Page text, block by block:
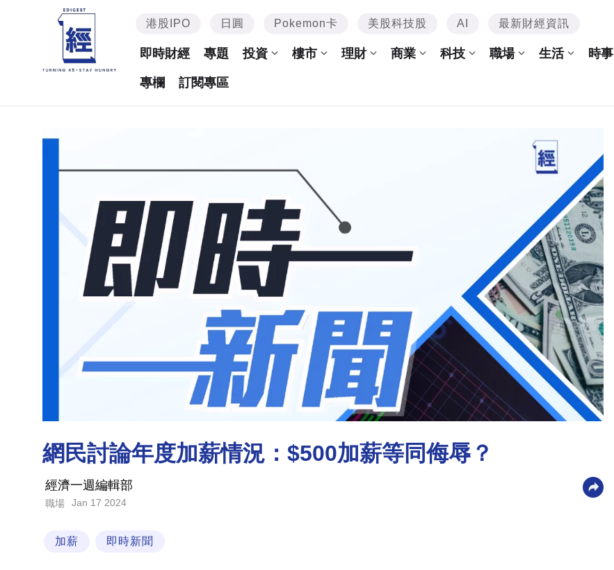
港股IPO 日圓 Pokemon卡 美股科技股 AI 最新財經資訊
即時財經 專題 投資 樓市 理財 商業 科技 職場 生活 時事
專欄 訂閱專區
網民討論年度加薪情況：$500加薪等同侮辱？
經濟一週編輯部
職場 Jan 17 2024
加薪 即時新聞